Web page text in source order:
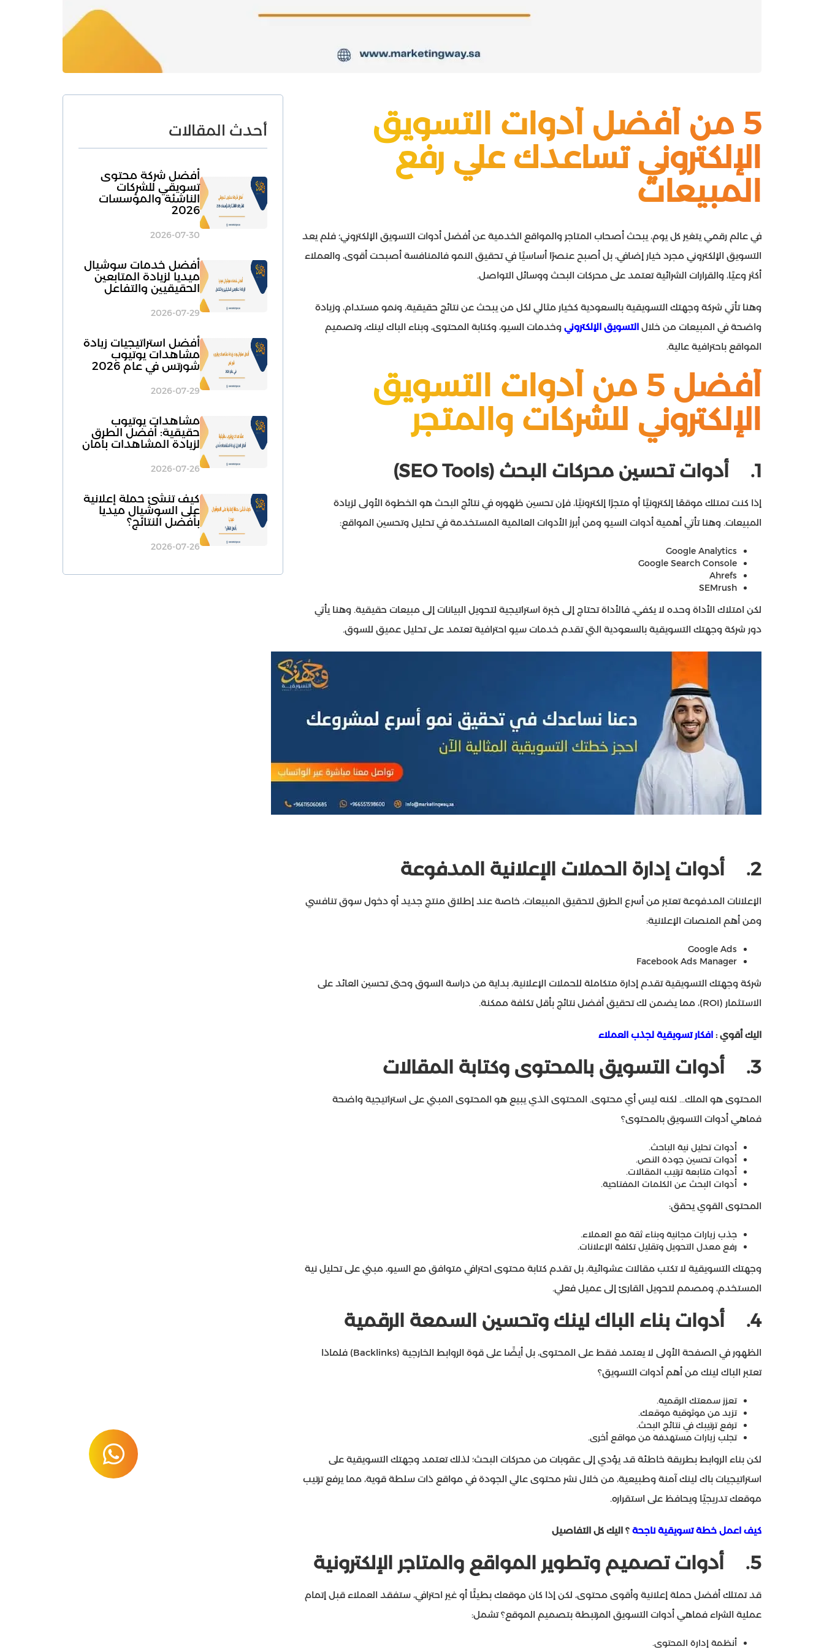
5 من أفضل أدوات التسويق
الإلكتروني تساعدك علي رفع
المبيعات
في عالم رقمي يتغير كل يوم، يبحث أصحاب المتاجر والمواقع الخدمية عن أفضل أدوات التسويق الإلكتروني؛ فلم يعد
التسويق الإلكتروني مجرد خيار إضافي، بل أصبح عنصرًا أساسيًا في تحقيق النمو فالمنافسة أصبحت أقوى، والعملاء
أكثر وعيًا، والقرارات الشرائية تعتمد على محركات البحث ووسائل التواصل.
وهنا تأتي شركة وجهتك التسويقية بالسعودية كخيار مثالي لكل من يبحث عن نتائج حقيقية، ونمو مستدام، وزيادة
واضحة في المبيعات من خلال التسويق الإلكتروني وخدمات السيو، وكتابة المحتوى، وبناء الباك لينك، وتصميم
المواقع باحترافية عالية.
أفضل 5 من أدوات التسويق
الإلكتروني للشركات والمتجر
1. أدوات تحسين محركات البحث (SEO Tools
)
إذا كنت تمتلك موقعًا إلكترونيًا أو متجرًا إلكترونيًا، فإن تحسين ظهوره في نتائج البحث هو الخطوة الأولى لزيادة
المبيعات. وهنا تأتي أهمية أدوات السيو ومن أبرز الأدوات العالمية المستخدمة في تحليل وتحسين المواقع:
Google Analytics
Google Search Console
Ahrefs
SEMrush
لكن امتلاك الأداة وحده لا يكفي، فالأداة تحتاج إلى خبرة استراتيجية لتحويل البيانات إلى مبيعات حقيقية. وهنا يأتي
دور شركة وجهتك التسويقية بالسعودية التي تقدم خدمات سيو احترافية تعتمد على تحليل عميق للسوق.
2. أدوات إدارة الحملات الإعلانية المدفوعة
الإعلانات المدفوعة تعتبر من أسرع الطرق لتحقيق المبيعات، خاصة عند إطلاق منتج جديد أو دخول سوق تنافسي
ومن أهم المنصات الإعلانية:
Google Ads
Facebook Ads Manager
شركة وجهتك التسويقية تقدم إدارة متكاملة للحملات الإعلانية، بداية من دراسة السوق وحتى تحسين العائد على
الاستثمار (ROI)، مما يضمن لك تحقيق أفضل نتائج بأقل تكلفة ممكنة.
اليك أقوي : افكار تسويقية لجذب العملاء​
3. أدوات التسويق بالمحتوى وكتابة المقالات
المحتوى هو الملك… لكنه ليس أي محتوى. المحتوى الذي يبيع هو المحتوى المبني على استراتيجية واضحة
فماهي أدوات التسويق بالمحتوى؟
أدوات تحليل نية الباحث.
أدوات تحسين جودة النص.
أدوات متابعة ترتيب المقالات.
أدوات البحث عن الكلمات المفتاحية.
المحتوى القوي يحقق:
جذب زيارات مجانية وبناء ثقة مع العملاء.
رفع معدل التحويل وتقليل تكلفة الإعلانات.
وجهتك التسويقية لا تكتب مقالات عشوائية، بل تقدم كتابة محتوى احترافي متوافق مع السيو، مبني على تحليل نية
المستخدم، ومصمم لتحويل القارئ إلى عميل فعلي.
4. أدوات بناء الباك لينك وتحسين السمعة الرقمية
الظهور في الصفحة الأولى لا يعتمد فقط على المحتوى، بل أيضًا على قوة الروابط الخارجية (Backlinks) فلماذا
تعتبر الباك لينك من أهم أدوات التسويق؟
تعزز سمعتك الرقمية.
تزيد من موثوقية موقعك.
ترفع ترتيبك في نتائج البحث.
تجلب زيارات مستهدفة من مواقع أخرى.
لكن بناء الروابط بطريقة خاطئة قد يؤدي إلى عقوبات من محركات البحث؛ لذلك تعتمد وجهتك التسويقية على
استراتيجيات باك لينك آمنة وطبيعية، من خلال نشر محتوى عالي الجودة في مواقع ذات سلطة قوية، مما يرفع ترتيب
موقعك تدريجيًا ويحافظ على استقراره.
كيف اعمل خطة تسويقية ناجحة ؟ اليك كل التفاصيل
5. أدوات تصميم وتطوير المواقع والمتاجر الإلكترونية
قد تمتلك أفضل حملة إعلانية وأقوى محتوى، لكن إذا كان موقعك بطيئًا أو غير احترافي، ستفقد العملاء قبل إتمام
عملية الشراء فماهي أدوات التسويق المرتبطة بتصميم الموقع؟ تشمل:
أنظمة إدارة المحتوى.
أحدث المقالات
أفضل شركة محتوى
تسويقي للشركات
الناشئة والمؤسسات
2026
2026-07-30
أفضل خدمات سوشيال
ميديا لزيادة المتابعين
الحقيقيين والتفاعل
2026-07-29
أفضل استراتيجيات زيادة
مشاهدات يوتيوب
شورتس في عام 2026
2026-07-29
مشاهدات يوتيوب
حقيقية: أفضل الطرق
لزيادة المشاهدات بأمان
2026-07-26
كيف تنشئ حملة إعلانية
على السوشيال ميديا
بأفضل النتائج؟
2026-07-26